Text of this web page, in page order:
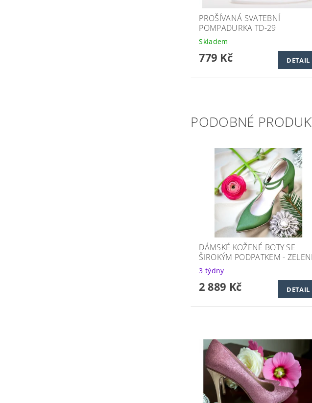
PROŠÍVANÁ SVATEBNÍ
POMPADURKA TD-29
Skladem
779 Kč DETAIL
PODOBNÉ
DÁMSKÉ KOŽENÉ BOTY SE
ŠIROKÝM PODPATKEM -
3 týdny
2 889 Kč DETAIL